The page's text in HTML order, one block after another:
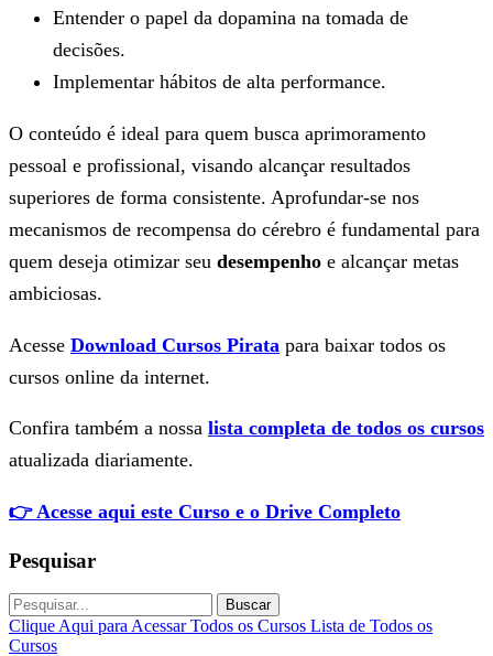
Entender o papel da dopamina na tomada de
decisões.
Implementar hábitos de alta performance.
O conteúdo é ideal para quem busca aprimoramento
pessoal e profissional, visando alcançar resultados
superiores de forma consistente. Aprofundar-se nos
mecanismos de recompensa do cérebro é fundamental para
quem deseja otimizar seu desempenho e alcançar metas
ambiciosas.
Acesse Download Cursos Pirata para baixar todos os
cursos online da internet.
Confira também a nossa lista completa de todos os cursos
atualizada diariamente.
👉 Acesse aqui este Curso e o Drive Completo
Pesquisar
Buscar
Clique Aqui para Acessar Todos os Cursos Lista de Todos os
Cursos